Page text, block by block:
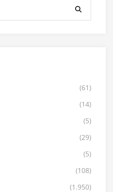
(61)
(14)
(5)
(29)
(5)
(108)
(1.950)